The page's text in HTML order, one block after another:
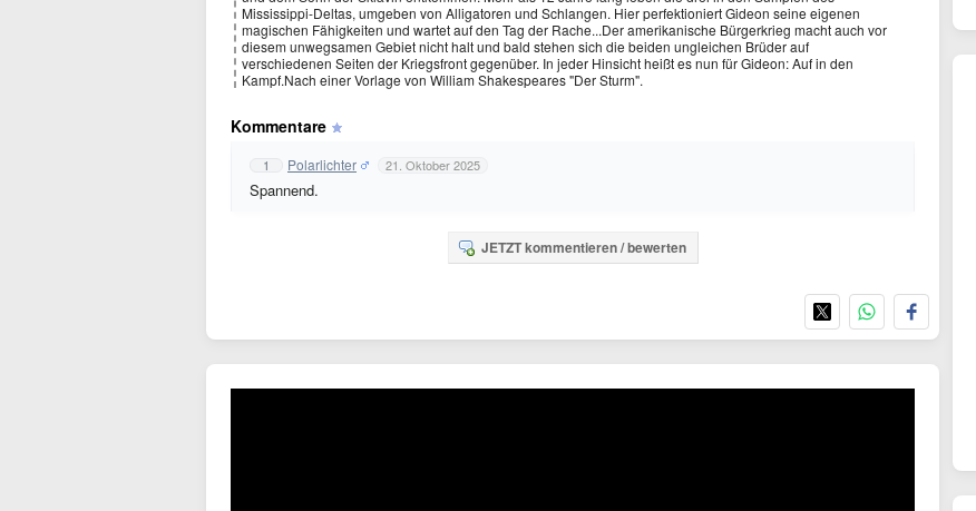
Mississippi-Deltas, umgeben von Alligatoren und Schlangen. Hier perfektioniert Gideon seine eigenen
magischen Fähigkeiten und wartet auf den Tag der Rache...Der amerikanische Bürgerkrieg macht auch vor
diesem unwegsamen Gebiet nicht halt und bald stehen sich die beiden ungleichen Brüder auf
verschiedenen Seiten der Kriegsfront gegenüber. In jeder Hinsicht heißt es nun für Gideon: Auf in den
Kampf.Nach einer Vorlage von William Shakespeares "Der Sturm".
Kommentare
1 Polarlichter 21. Oktober 2025
Spannend.
JETZT kommentieren / bewerten